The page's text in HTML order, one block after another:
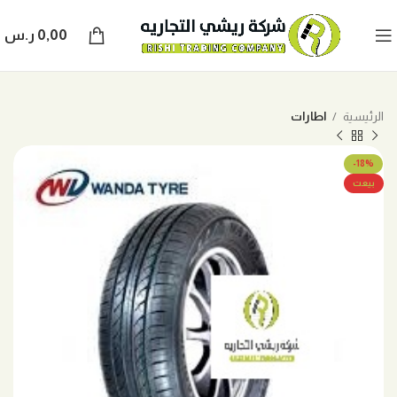
0,00 ر.س
الرئيسية اطارات
-18%
بيعت